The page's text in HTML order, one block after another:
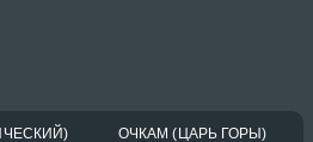
ОЧКАМ (ЦАРЬ ГОРЫ)